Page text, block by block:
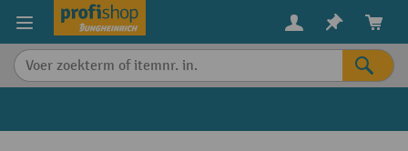
content